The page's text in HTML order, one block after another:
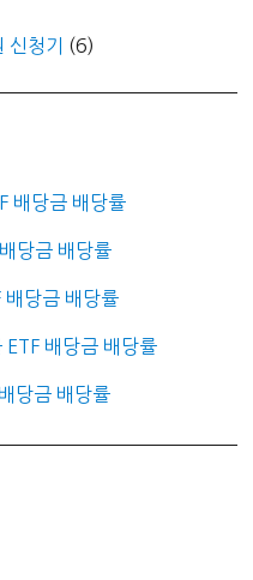
신청기
(6)
배당금 배당률
당금 배당률
당금 배당률
배당금 배당률
당금 배당률